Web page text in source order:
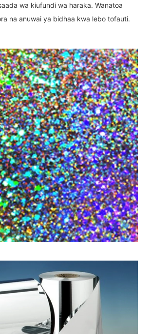
wa kiufundi wa haraka. Wanatoa
na anuwai ya bidhaa kwa lebo tofauti.